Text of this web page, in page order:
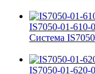
IS7050-01-610-
Система
IS7050-01-620-